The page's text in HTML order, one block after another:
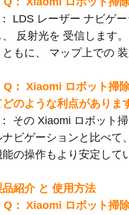
LDS レーザー ナビゲ
、 反射光を 受信します
ともに、 マップ上での
Q： Xiaomi ロボット掃
どのような利点がありま
その Xiaomi ロボット
ナビゲーションと比べて
能の操作もより安定して
品紹介 と 使用方法
Q： Xiaomi ロボット掃